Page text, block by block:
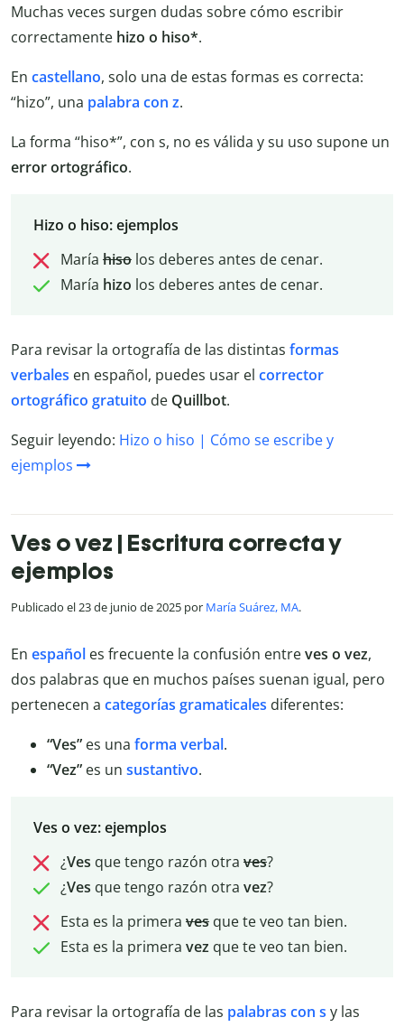
Muchas veces surgen dudas sobre cómo escribir
correctamente hizo o hiso*.
En castellano, solo una de estas formas es correcta:
“hizo”, una palabra con z.
La forma “hiso*”, con s, no es válida y su uso supone un
error ortográfico.
Hizo o hiso: ejemplos
María hisolos deberes antes de cenar.
María hizo los deberes antes de cenar.
Para revisar la ortografía de las distintas formas
verbales en español, puedes usar el corrector
ortográfico gratuito de Quillbot.
Seguir leyendo: Hizo o hiso | Cómo se escribe y
ejemplos
Ves o vez | Escritura correcta y
ejemplos
Publicado el 23 de junio de 2025 por María Suárez, MA.
En español es frecuente la confusión entreves o vez,
dos palabras que en muchos países suenan igual, pero
pertenecen a categorías gramaticales diferentes:
“Ves” es una forma verbal.
“Vez” es un sustantivo.
Ves o vez: ejemplos
¿Ves que tengo razón otra ves?
¿Ves que tengo razón otra vez?
Esta es la primera vesque te veo tan bien.
Esta es la primera vezque te veo tan bien.
Para revisar la ortografía de las palabras con s y las